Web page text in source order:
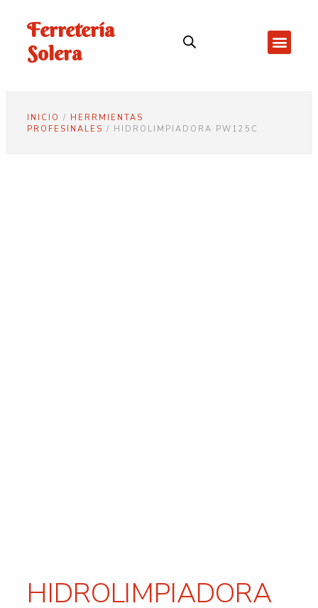
Ferretería
Solera
INICIO / HERRMIENTAS
PROFESINALES / HIDROLIMPIADORA PW125C
HIDROLIMPIADORA